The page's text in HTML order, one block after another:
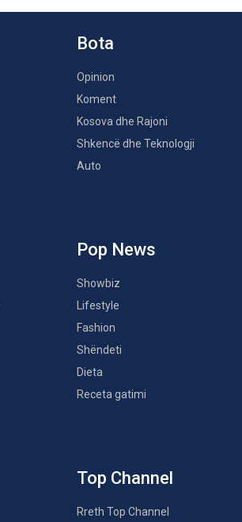
Bota
Opinion
Koment
Kosova dhe Rajoni
Shkencë dhe Teknologji
Auto
Pop News
Showbiz
Lifestyle
Fashion
Shëndeti
Dieta
Receta gatimi
Top Channel
Rreth Top Channel